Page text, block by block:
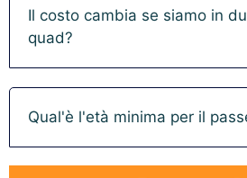
Il costo cambia se siamo in
quad?
Qual'è l'età minima per il